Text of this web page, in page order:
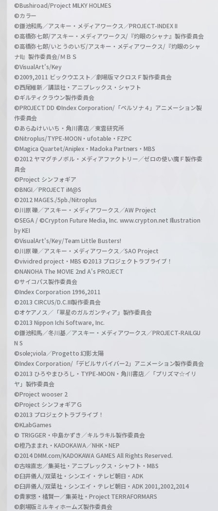
©Bushiroad/Project MILKY HOLMES
©カラー
©鎌池和馬／アスキー・メディアワークス／PROJECT-INDEX II
©高橋弥七郎/アスキー・メディアワークス/『灼眼のシャナ』製作委員会
©高橋弥七郎/いとうのいぢ/アスキー・メディアワークス/『灼眼のシャ
ナII』製作委員会/ＭＢＳ
©VisualArt's/Key
©2009,2011 ビックウエスト／劇場版マクロスＦ製作委員会
©西尾維新／講談社・アニプレックス・シャフト
©ギルティクラウン製作委員会
©PROJECT DD ©Index Corporation/「ペルソナ４」アニメーション製
作委員会
©あらゐけいいち・角川書店／東雲研究所
©Nitroplus/TYPE-MOON・ufotable・FZPC
©Magica Quartet/Aniplex・Madoka Partners・MBS
©2012 ヤマグチノボル・メディアファクトリー／ゼロの使い魔Ｆ製作委
員会
©Project シンフォギア
©BNGI／PROJECT iM@S
©2012 MAGES./5pb./Nitroplus
©川原 礫／アスキー・メディアワークス／AW Project
©SEGA / ©Crypton Future Media, Inc. www.crypton.net Illustration
by KEI
©VisualArt's/Key/Team Little Busters!
©川原 礫／アスキー・メディアワークス／SAO Project
©vividred project・MBS ©2013 プロジェクトラブライブ！
©NANOHA The MOVIE 2nd A's PROJECT
©サイコパス製作委員会
©Index Corporation 1996,2011
©2013 CIRCUS/D.C.III製作委員会
©オケアノス／「翠星のガルガンティア」製作委員会
©2013 Nippon Ichi Software, Inc.
©鎌池和馬／冬川基／アスキー・メディアワークス／PROJECT-RAILGU
N S
©sole;viola／Progetto 幻影太陽
©Index Corporation/「デビルサバイバー2」アニメーション製作委員会
©2013 ひろやまひろし・TYPE-MOON・角川書店／「プリズマ☆イリ
ヤ」製作委員会
©Project wooser 2
©Project シンフォギアＧ
©2013 プロジェクトラブライブ！
©KLabGames
© TRIGGER・中島かずき／キルラキル製作委員会
©橙乃ままれ・KADOKAWA／NHK・NEP
©2014 DMM.com/KADOKAWA GAMES All Rights Reserved.
©古味直志／集英社・アニプレックス・シャフト・MBS
©臼井儀人/双葉社・シンエイ・テレビ朝日・ADK
©臼井儀人/双葉社・シンエイ・テレビ朝日・ADK 2001,2002,2014
©貴家悠・橘賢一／集英社・Project TERRAFORMARS
©劇場版ミルキィホームズ製作委員会